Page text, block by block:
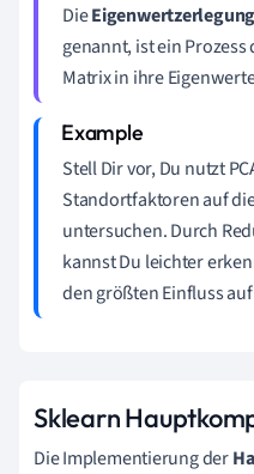
DieEigenwertzerlegung
genannt, ist ein
Matrix in ihre
Stell Dir vor, Du nutzt
Standortfaktoren auf
untersuchen. Durch
kannst Du leichter
den größten Einfluss
Sklearn
Die Implementierung der